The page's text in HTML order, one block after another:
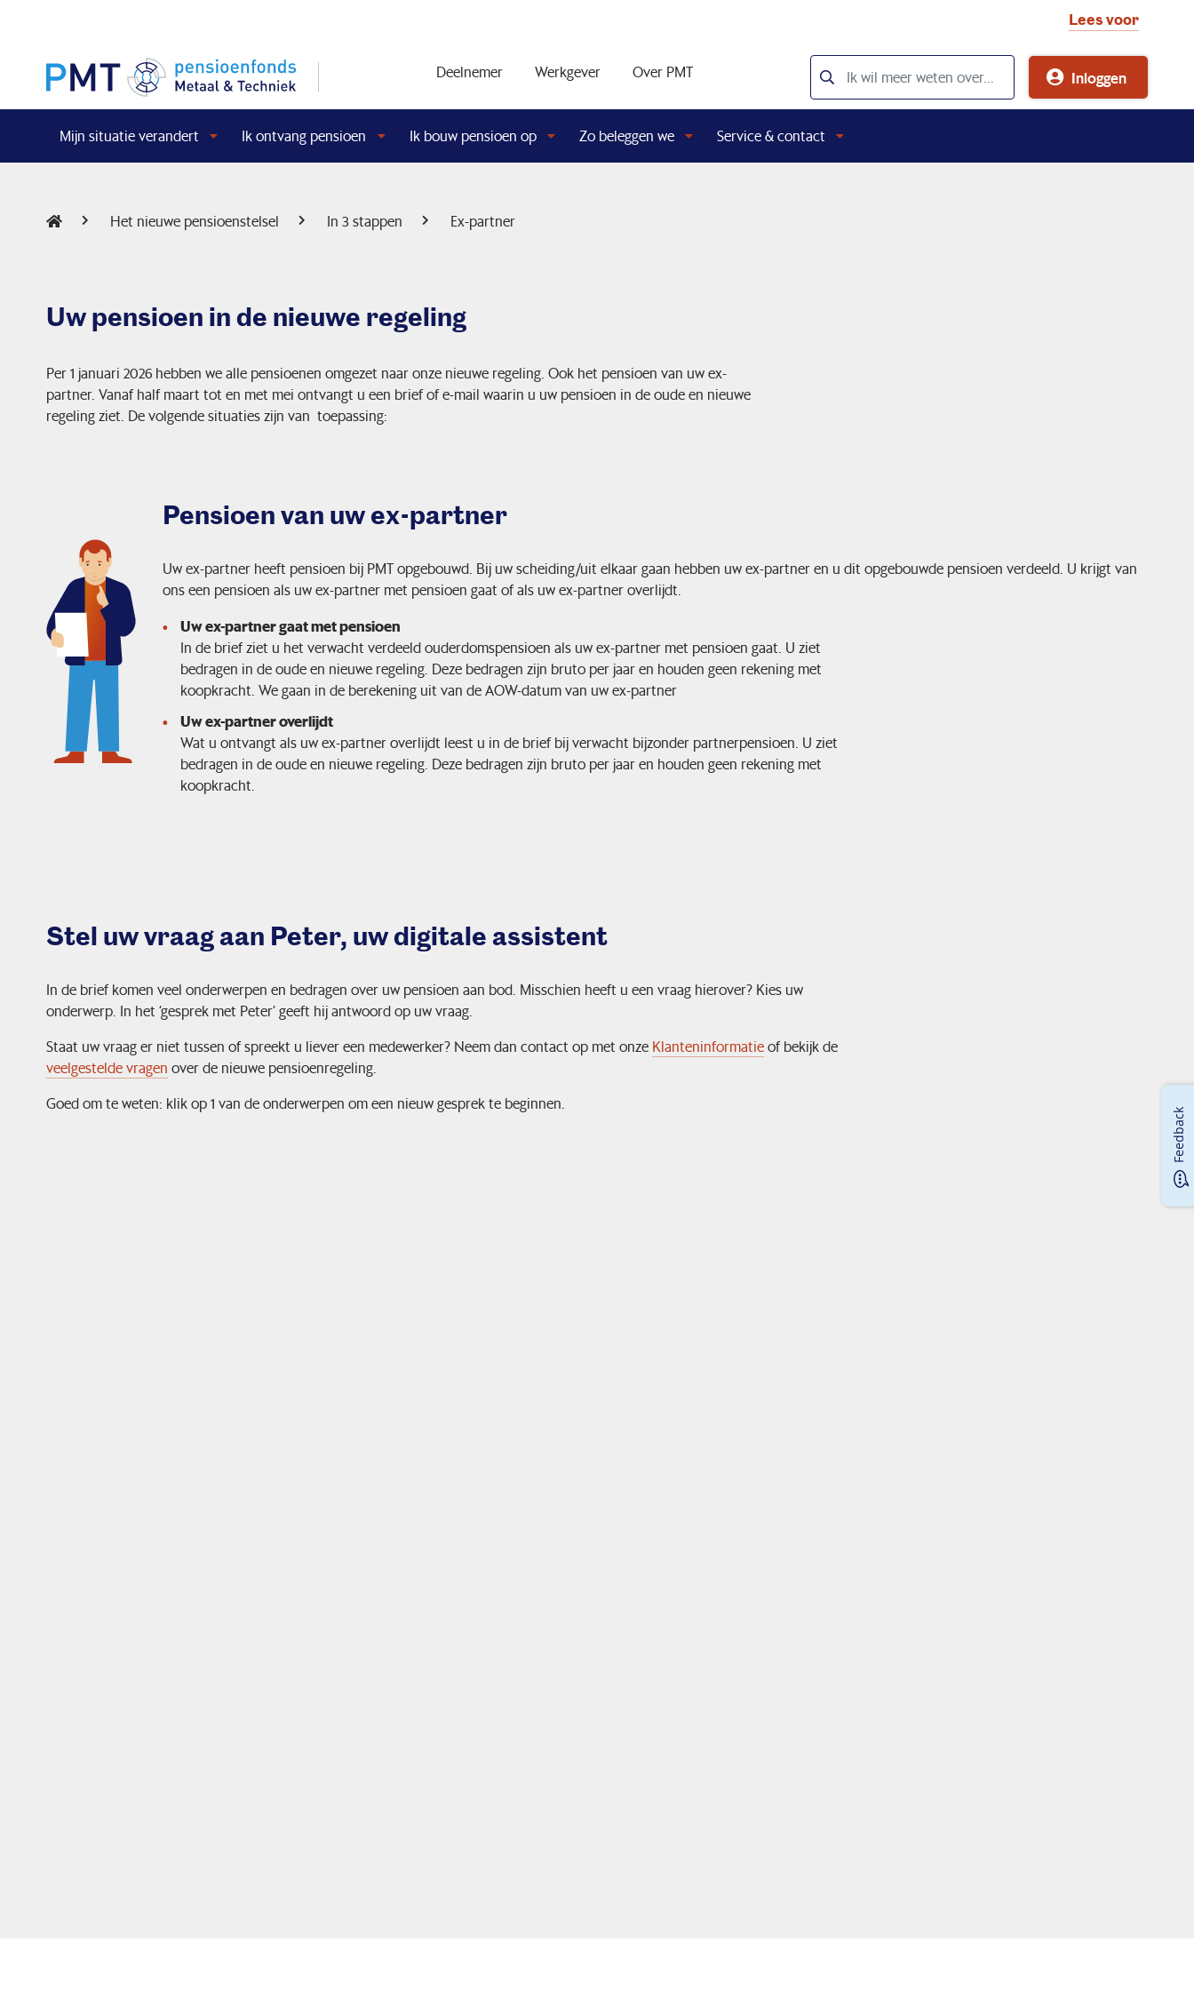
Lees voor
Deelnemer Werkgever Over PMT Inloggen
Mijn situatie verandert Ik ontvang pensioen Ik bouw pensioen op Zo beleggen we Service & contact
Het nieuwe pensioenstelsel In 3 stappen Ex-partner
Uw pensioen in de nieuwe regeling
Per 1 januari 2026 hebben we alle pensioenen omgezet naar onze nieuwe regeling. Ook het pensioen van uw ex-
partner. Vanaf half maart tot en met mei ontvangt u een brief of e-mail waarin u uw pensioen in de oude en nieuwe
regeling ziet. De volgende situaties zijn van toepassing:
Pensioen van uw ex-partner
Uw ex-partner heeft pensioen bij PMT opgebouwd. Bij uw scheiding/uit elkaar gaan hebben uw ex-partner en u dit opgebouwde pensioen verdeeld. U krijgt van
ons een pensioen als uw ex-partner met pensioen gaat of als uw ex-partner overlijdt.
Uw ex-partner gaat met pensioen
In de brief ziet u het verwacht verdeeld ouderdomspensioen als uw ex-partner met pensioen gaat. U ziet
bedragen in de oude en nieuwe regeling. Deze bedragen zijn bruto per jaar en houden geen rekening met
koopkracht. We gaan in de berekening uit van de AOW-datum van uw ex-partner
Uw ex-partner overlijdt
Wat u ontvangt als uw ex-partner overlijdt leest u in de brief bij verwacht bijzonder partnerpensioen. U ziet
bedragen in de oude en nieuwe regeling. Deze bedragen zijn bruto per jaar en houden geen rekening met
koopkracht.
Stel uw vraag aan Peter, uw digitale assistent
In de brief komen veel onderwerpen en bedragen over uw pensioen aan bod. Misschien heeft u een vraag hierover? Kies uw
onderwerp. In het ‘gesprek met Peter’ geeft hij antwoord op uw vraag.
Staat uw vraag er niet tussen of spreekt u liever een medewerker? Neem dan contact op met onze Klanteninformatieof bekijk de
veelgestelde vragen over de nieuwe pensioenregeling.
Goed om te weten: klik op 1 van de onderwerpen om een nieuw gesprek te beginnen.
Feedback